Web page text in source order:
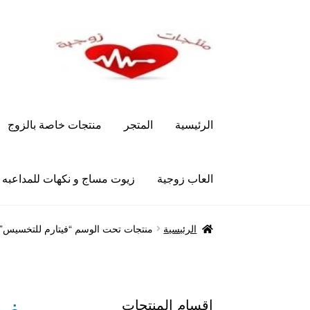
Skip
to
navigation
Skip
to
الرئيسية المتجر منتجات خاصة بالزوج
العاب زوجية زيوت مساج و نكهات للمداعبه
الرئيسية Let’s Keep In Touch أدوية تكبير و
علاج سرعة القذف
الرئيسية منتجات تحت الوسم “فيتارم للتخسيس”
اقسام المنتجات